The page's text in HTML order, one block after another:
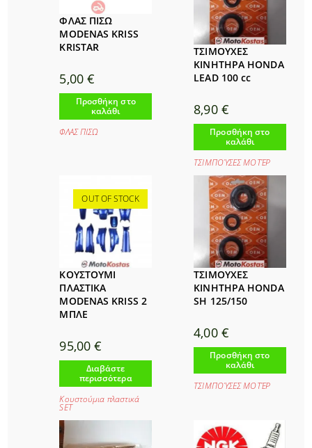
ΦΛΑΣ ΠΙΣΩ
MODENAS KRISS
KRISTAR
5,00 €
Προσθήκη στο
καλάθι
ΦΛΑΣ ΠΙΣΩ
ΤΣΙΜΟΥΧΕΣ
ΚΙΝΗΤΗΡΑ HONDA
LEAD 100 cc
8,90 €
Προσθήκη στο
καλάθι
ΤΣΙΜΠΟΎΣΕΣ ΜΟΤΈΡ
OUT OF STOCK
ΚΟΥΣΤΟΥΜΙ
ΠΛΑΣΤΙΚΑ
MODENAS KRISS 2
ΜΠΛΕ
95,00€
Διαβάστε
περισσότερα
Κουστούμια πλαστικά
SET
ΤΣΙΜΟΥΧΕΣ
ΚΙΝΗΤΗΡΑ HONDA
SH 125/150
4,00 €
Προσθήκη στο
καλάθι
ΤΣΙΜΠΟΎΣΕΣ ΜΟΤΈΡ